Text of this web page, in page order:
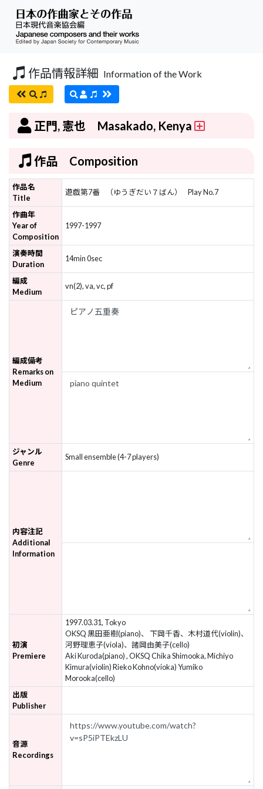
作品情報詳細 Information of the Work
正門, 憲也 Masakado, Kenya
作品 Composition
作品名
Title
遊戯第7番 （ゆうぎだい７ばん） Play No.7
作曲年
Year of
Composition
1997-1997
演奏時間
Duration
14min 0sec
編成
Medium
vn(2), va, vc, pf
編成備考
Remarks on
Medium
ジャンル
Genre
Small ensemble (4-7 players)
内容注記
Additional
Information
初演
Premiere
1997.03.31, Tokyo
OKSQ 黒田亜樹(piano)、 下岡千香、木村道代(violin)、
河野理恵子(viola)、諸岡由美子(cello)
Aki Kuroda(piano) , OKSQ Chika Shimooka, Michiyo
Kimura(violin) Rieko Kohno(vioka) Yumiko
Morooka(cello)
出版
Publisher
音源
Recordings